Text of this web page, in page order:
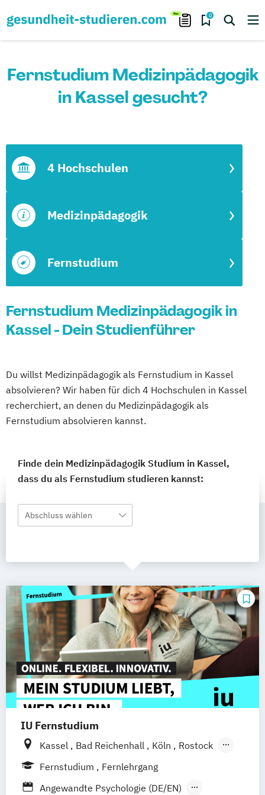
0
Fernstudium Medizinpädagogik
in Kassel gesucht?
Fernstudium
Medizinpädagogik
4 Hochschulen
Fernstudium Medizinpädagogik in
Kassel - Dein Studienführer
Du willst Medizinpädagogik als Fernstudium in Kassel
absolvieren? Wir haben für dich 4 Hochschulen in Kassel
recherchiert, an denen du Medizinpädagogik als
Fernstudium absolvieren kannst.
Finde dein Medizinpädagogik Studium in Kassel,
dass du als Fernstudium studieren kannst:
Abschluss wählen
IU Fernstudium
Kassel Bad Reichenhall Köln
Rostock
Freiburg
Frankfurt am Main
Fernstudium
Fernlehrgang
Angewandte Psychologie (DE/EN)